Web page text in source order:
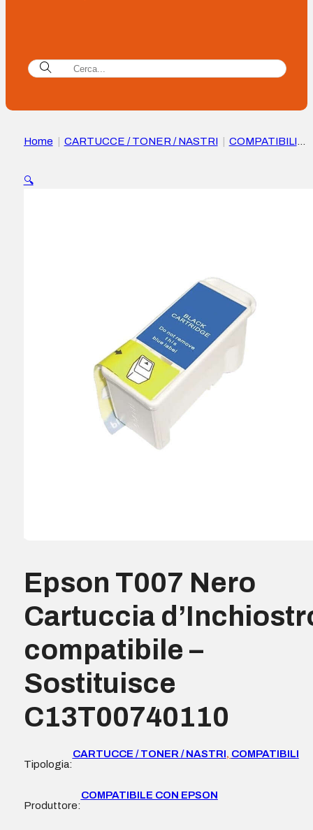
Home CARTUCCE / TONER / NASTRI
COMPATIBILI
Sostituisce C13T00740110
🔍
Epson T007 Nero
Cartuccia
compatibile –
Sostituisce
C13T00740110
Tipologia:
CARTUCCE / TONER / NASTRI, COMPATIBILI
Produttore:
COMPATIBILE CON EPSON